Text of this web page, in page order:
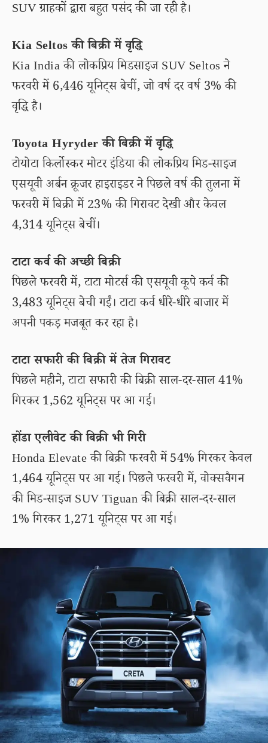
SUV ग्राहकों द्वारा बहुत पसंद की जा रही है।
Kia Seltos की बिक्री में वृद्धि
Kia India की लोकप्रिय मिडसाइज SUV Seltos ने
फरवरी में 6,446 यूनिट्स बेचीं, जो वर्ष दर वर्ष 3% की
वृद्धि है।
Toyota Hyryder की बिक्री में वृद्धि
टोयोटा किर्लोस्कर मोटर इंडिया की लोकप्रिय मिड-साइज
एसयूवी अर्बन क्रूजर हाइराइडर ने पिछले वर्ष की तुलना में
फरवरी में बिक्री में 23% की गिरावट देखी और केवल
4,314 यूनिट्स बेचीं।
टाटा कर्व की अच्छी बिक्री
पिछले फरवरी में, टाटा मोटर्स की एसयूवी कूपे कर्व की
3,483 यूनिट्स बेची गईं। टाटा कर्व धीरे-धीरे बाजार में
अपनी पकड़ मजबूत कर रहा है।
टाटा सफारी की बिक्री में तेज गिरावट
पिछले महीने, टाटा सफारी की बिक्री साल-दर-साल 41%
गिरकर 1,562 यूनिट्स पर आ गई।
होंडा एलीवेट की बिक्री भी गिरी
Honda Elevate की बिक्री फरवरी में 54% गिरकर केवल
1,464 यूनिट्स पर आ गई। पिछले फरवरी में, वोक्सवैगन
की मिड-साइज SUV Tiguan की बिक्री साल-दर-साल
1% गिरकर 1,271 यूनिट्स पर आ गई।